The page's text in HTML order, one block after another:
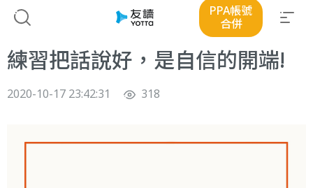
PPA帳號
合併
練習把話說好，是自信的開端!
2020-10-17 23:42:31 318